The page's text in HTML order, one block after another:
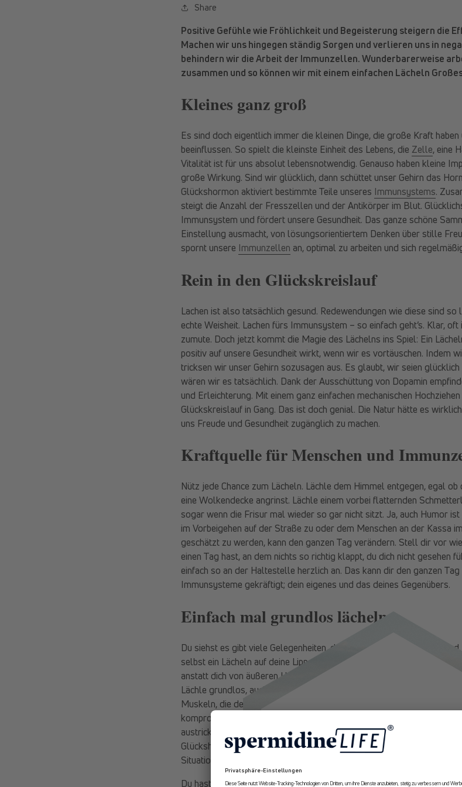
Share
Positive Gefühle wie Fröhlichkeit und Begeisterung steigern die
Machen wir uns hingegen ständig Sorgen und verlieren uns in
behindern wir die Arbeit der Immunzellen. Wunderbarerweise
zusammen und so können wir mit einem einfachen Lächeln
Kleines ganz groß
Es sind doch eigentlich immer die kleinen Dinge, die große Kraft
beeinflussen. So spielt die kleinste Einheit des Lebens, die Zelle, eine
Vitalität ist für uns absolut lebensnotwendig. Genauso haben kleine
große Wirkung. Sind wir glücklich, dann schüttet unser Gehirn das
Glückshormon aktiviert bestimmte Teile unseres Immunsystems.
steigt die Anzahl der Fresszellen und der Antikörper im Blut.
Immunsystem und fördert unsere Gesundheit. Das ganze schöne
Einstellung ausmacht, von lösungsorientiertem Denken über stille
spornt unsere Immunzellen an, optimal zu arbeiten und sich
Rein in den Glückskreislauf
Lachen ist also tatsächlich gesund. Redewendungen wie diese sind
echte Weisheit. Lachen fürs Immunsystem – so einfach geht’s. Klar,
zumute. Doch jetzt kommt die Magie des Lächelns ins Spiel: Ein
positiv auf unsere Gesundheit wirkt, wenn wir es vortäuschen. Indem
tricksen wir unser Gehirn sozusagen aus. Es glaubt, wir seien
wären wir es tatsächlich. Dank der Ausschüttung von Dopamin
und Erleichterung. Mit einem ganz einfachen mechanischen
Glückskreislauf in Gang. Das ist doch genial. Die Natur hätte es
uns Freude und Gesundheit zugänglich zu machen.
Kraftquelle für Menschen und
Nütz jede Chance zum Lächeln. Lächle dem Himmel entgegen, egal ob
eine Wolkendecke angrinst. Lächle einem vorbei flatternden
sogar wenn die Frisur mal wieder so gar nicht sitzt. Ja, auch Humor
im Vorbeigehen auf der Straße zu oder dem Menschen an der Kassa
geschätzt zu werden, kann den ganzen Tag verändern. Stell dir vor
einen Tag hast, an dem nichts so richtig klappt, du dich nicht gesehen
einfach so an der Haltestelle herzlich an. Das kann dir den ganzen
Immunsysteme gekräftigt; dein eigenes und das deines Gegenübers.
Einfach mal grundlos lächeln
Du siehst es gibt viele Gelegenheiten, doch warte nicht auf einen
selbst ein Lächeln auf deine Lippen zaubert. Nimm deine Stimmung
anstatt dich von äußeren Umständen abhängig zu machen und passiv
Lächle grundlos, auch und besonders dann, wenn es dir gerade
Muskeln, die deine Mundwinkel hochziehen und halte diese
kompromisslos, solange bis dein Gehirn Dopamin freisetzt. Du weißt
austricksen. Sobald der Dopaminspiegel steigt, fällt das Lächeln
Glückshormon hellt deine Stimmung auf und verhilft dir zu einer
Situation.
Du hast ein kraftvolles Werkzeug in der Tasche bzw. im Gesicht.
10% Rabatt
Erhalte ab sofort